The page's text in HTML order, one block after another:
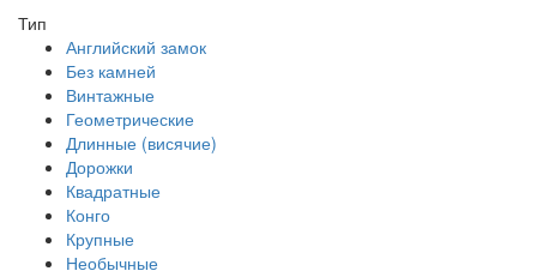
Тип
Английский замок
Без камней
Винтажные
Геометрические
Длинные (висячие)
Дорожки
Квадратные
Конго
Крупные
Необычные